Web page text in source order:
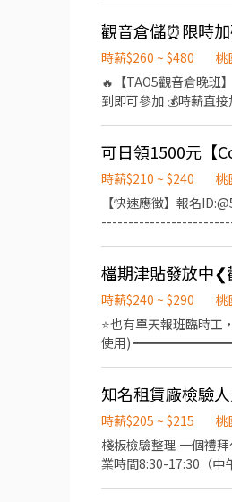
時薪$260 ~ $480
桃
🔥【TAO5觀音倉晚班
到即可參加 💰時薪直接加20元/H=
🛠 工作內容 理貨：檢貨、理貨、包裝、出貨
遇 日班時薪 210元 晚班時薪 240元 另有
供餐 2.廠區配備大電風扇，環境不
人：艾瑞克 0968-
時薪$210 ~ $240
桃
【快速應徵】報名
$265(額滿) ⭐另有，
✅【勞健保勞退團保】
求】: 需能搬重、接
題 3不定期伙食津貼補
https://
檔期津貼發放中
時薪$240 ~ $290
桃
⭐也有單天報班臨時
使用)
給予1000元獎金、
速應徵 搜尋官方帳號
知名租賃廠檢驗
時薪$205 ~ $215
桃
棧板檢驗整理 一個禮拜休假兩
業時間8:30-17:30（中